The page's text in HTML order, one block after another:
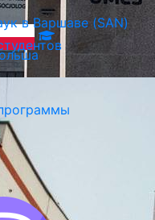
в Варшаве (SAN)